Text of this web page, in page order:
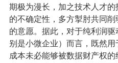
期极为漫长，加之技术人才
的不确定性，多方掣肘共同
的意愿。据此，对于纯利润
别是小微企业）而言，既然用
成本未必能够被数据财产权